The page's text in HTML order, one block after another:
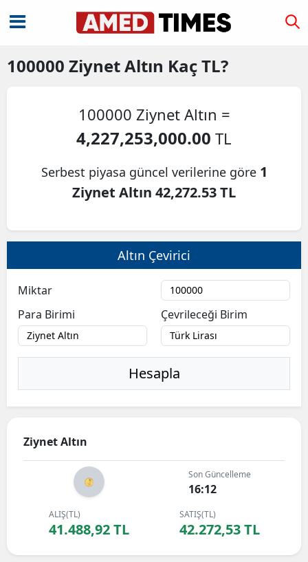
100000 Ziynet Altın Kaç TL?
100000 Ziynet Altın =
4,227,253,000.00 TL
Serbest piyasa güncel verilerine göre 1
Ziynet Altın 42,272.53 TL
Altın Çevirici
Miktar
Para Birimi
Çevrileceği Birim
Hesapla
Ziynet Altın
Son Güncelleme
16:12
ALIŞ(TL)
41.488,92 TL
SATIŞ(TL)
42.272,53 TL